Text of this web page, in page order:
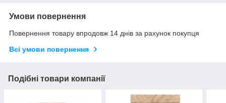
Умови повернення
Повернення товару впродовж 14 днів за рахунок покупця
Всі умови повернення
Подібні товари компанії